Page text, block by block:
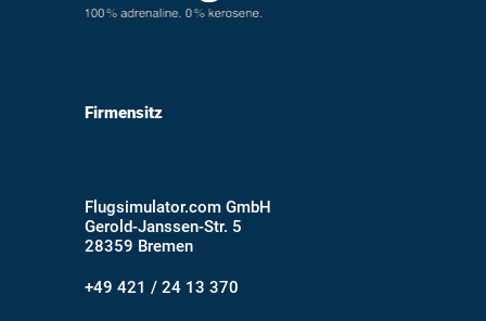
Firmensitz
Flugsimulator.com GmbH
Gerold-Janssen-Str. 5
28359 Bremen
+49 421 / 24 13 370